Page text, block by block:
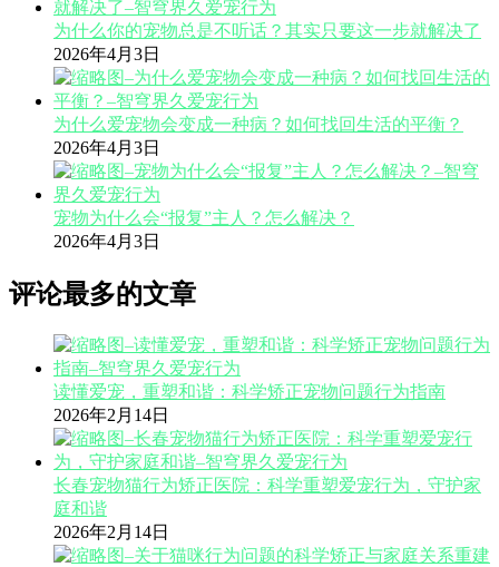
为什么你的宠物总是不听话？其实只要这一步就解决了
2026年4月3日
为什么爱宠物会变成一种病？如何找回生活的平衡？
2026年4月3日
宠物为什么会“报复”主人？怎么解决？
2026年4月3日
评论最多的文章
读懂爱宠，重塑和谐：科学矫正宠物问题行为指南
2026年2月14日
长春宠物猫行为矫正医院：科学重塑爱宠行为，守护家
庭和谐
2026年2月14日